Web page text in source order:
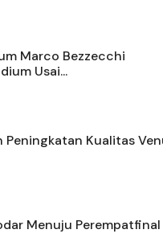
Marco Bezzecchi
Usai...
Peningkatan Kualitas
Menuju Perempatfinal